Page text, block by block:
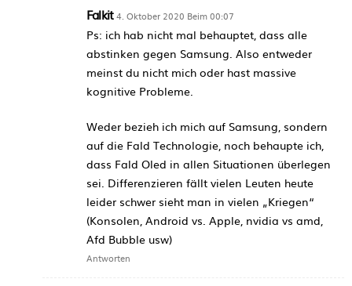
Falkit 4. Oktober 2020 Beim 00:07
Ps: ich hab nicht mal behauptet, dass alle
abstinken gegen Samsung. Also entweder
meinst du nicht mich oder hast massive
kognitive Probleme.
Weder bezieh ich mich auf Samsung, sondern
auf die Fald Technologie, noch behaupte ich,
dass Fald Oled in allen Situationen überlegen
sei. Differenzieren fällt vielen Leuten heute
leider schwer sieht man in vielen „Kriegen“
(Konsolen, Android vs. Apple, nvidia vs amd,
Afd Bubble usw)
Antworten